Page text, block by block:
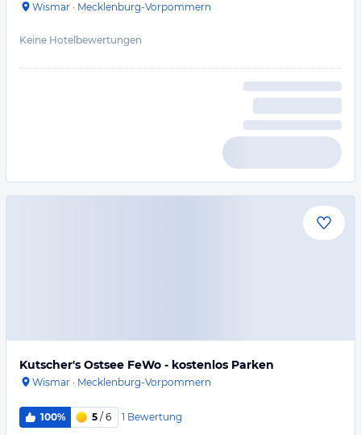
Wismar · Mecklenburg-Vorpommern
Keine Hotelbewertungen
Kutscher's Ostsee FeWo - kostenlos Parken
Wismar · Mecklenburg-Vorpommern
100% 5 / 6 1 Bewertung